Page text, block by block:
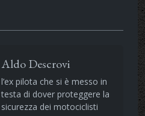
Aldo Descrovi
l’ex pilota che si è messo in
testa di dover proteggere la
sicurezza dei motociclisti